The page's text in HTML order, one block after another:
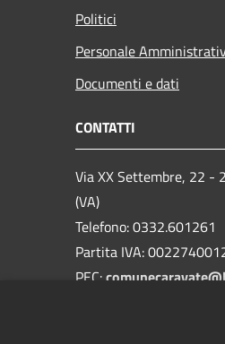
Politici
Personale
Documenti e dati
CONTATTI
Via XX Settembre, 22 -
(VA)
Telefono: 0332.601261
Partita IVA:
PEC: